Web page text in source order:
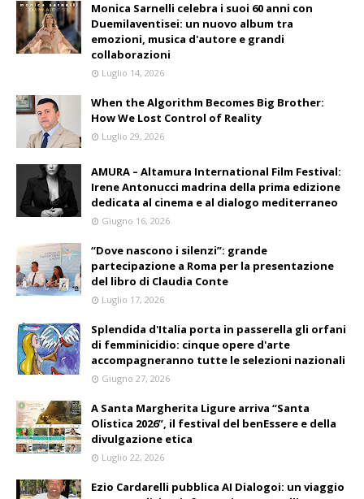
Monica Sarnelli celebra i suoi 60 anni con
Duemilaventisei: un nuovo album tra
emozioni, musica d'autore e grandi
collaborazioni
Luglio 14, 2026
When the Algorithm Becomes Big Brother:
How We Lost Control of Reality
Luglio 29, 2026
AMURA – Altamura International Film Festival:
Irene Antonucci madrina della prima edizione
dedicata al cinema e al dialogo mediterraneo
Giugno 16, 2026
“Dove nascono i silenzi”: grande
partecipazione a Roma per la presentazione
del libro di Claudia Conte
Luglio 17, 2026
Splendida d'Italia porta in passerella gli orfani
di femminicidio: cinque opere d'arte
accompagneranno tutte le selezioni nazionali
Giugno 27, 2026
A Santa Margherita Ligure arriva “Santa
Olistica 2026”, il festival del benEssere e della
divulgazione etica
Luglio 22, 2026
Ezio Cardarelli pubblica AI Dialogoi: un viaggio